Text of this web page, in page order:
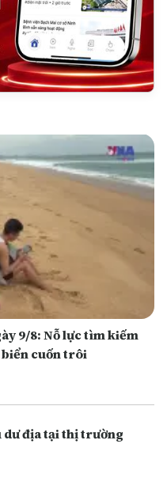
9/8: Nỗ lực tìm kiếm
cuốn trôi
dư địa tại thị trường